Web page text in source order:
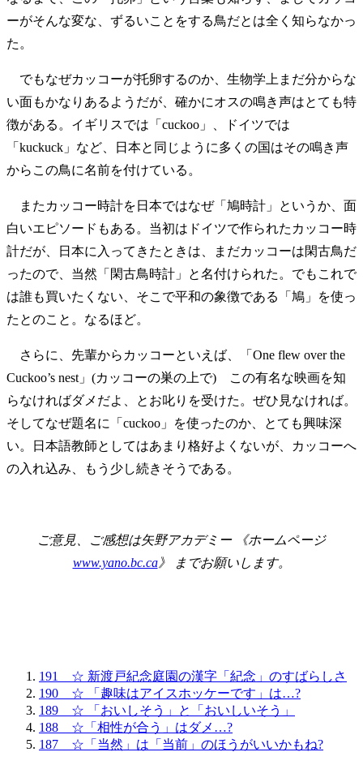
ーがそんな変な、ずるいことをする鳥だとは全く知らなかっ
た。
でもなぜカッコーが托卵するのか、生物学上まだ分からな
い面もかなりあるようだが、確かにオスの鳴き声はとても特
徴がある。イギリスでは「cuckoo」、ドイツでは
「kuckuck」など、日本と同じように多くの国はその鳴き声
からこの鳥に名前を付けている。
またカッコー時計を日本ではなぜ「鳩時計」というか、面
白いエピソードもある。当初はドイツで作られたカッコー時
計だが、日本に入ってきたときは、まだカッコーは閑古鳥だ
ったので、当然「閑古鳥時計」と名付けられた。でもこれで
は誰も買いたくない、そこで平和の象徴である「鳩」を使っ
たとのこと。なるほど。
さらに、先輩からカッコーといえば、「One flew over the
Cuckoo’s nest」(カッコーの巣の上で) この有名な映画を知
らなければダメだよ、とお叱りを受けた。ぜひ見なければ。
そしてなぜ題名に「cuckoo」を使ったのか、とても興味深
い。日本語教師としてはあまり格好よくないが、カッコーへ
の入れ込み、もう少し続きそうである。
ご意見、ご感想は矢野アカデミー 《ホームページ
www.yano.bc.ca》 までお願いします。
191 ☆ 新渡戸紀念庭園の漢字「紀念」のすばらしさ
190 ☆ 「趣味はアイスホッケーです」は…?
189 ☆ 「おいしそう」と「おいしいそう」
188 ☆「相性が合う」はダメ…?
187 ☆「当然」は「当前」のほうがいいかもね?